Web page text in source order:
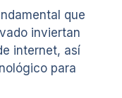
que
inviertan
internet, así
para